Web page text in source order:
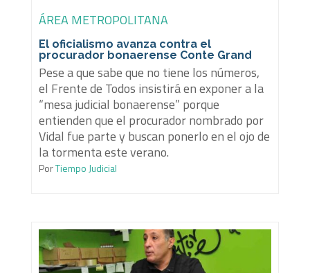
ÁREA METROPOLITANA
El oficialismo avanza contra el
procurador bonaerense Conte Grand
Pese a que sabe que no tiene los números,
el Frente de Todos insistirá en exponer a la
“mesa judicial bonaerense” porque
entienden que el procurador nombrado por
Vidal fue parte y buscan ponerlo en el ojo de
la tormenta este verano.
PorTiempo Judicial